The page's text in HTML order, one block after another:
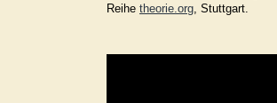
Reihe theorie.org , Stuttgart.